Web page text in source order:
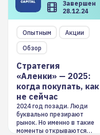
Завершен
28.12.24
Опытным
Акции
Обзор
Стратегия
«Аленки» — 2025:
когда покупать, как
не сейчас
2024 год позади. Люди
буквально презирают
рынок. Но именно в такие
моменты открываются